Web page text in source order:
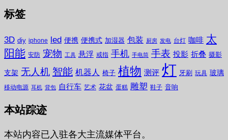
标签
3D diy iphone led 便携 便携式 加湿器 包装 厨房 发电 台灯 咖啡 太
阳能 安防 宠物 工具 悬浮 戒指 手机 手电筒 手表 投影 折叠 摄影
支架 无人机 智能 机器人 椅子 植物 测评 灯 牙刷 玩具 玻璃
移动电源 耳机 背包 自行车 艺术 花盆 蛋糕 雕塑 鞋子 音响
本站踪迹
本站内容已入驻各大主流媒体平台。